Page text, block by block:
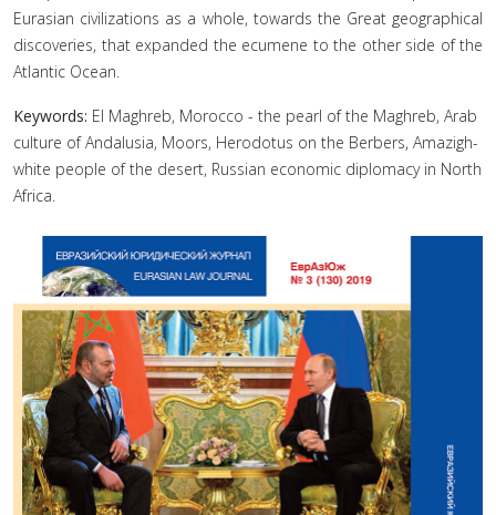
Eurasian civilizations as a whole, towards the Great geographical
discoveries, that expanded the ecumene to the other side of the
Atlantic Ocean.
Keywords: El Maghreb, Morocco - the pearl of the Maghreb, Arab
culture of Andalusia, Moors, Herodotus on the Berbers, Amazigh-
white people of the desert, Russian economic diplomacy in North
Africa.